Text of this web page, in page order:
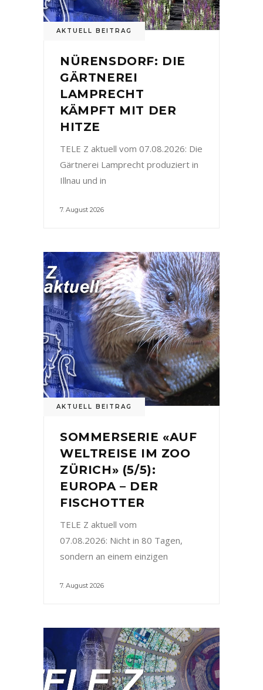
AKTUELL BEITRAG
NÜRENSDORF: DIE
GÄRTNEREI
LAMPRECHT
KÄMPFT MIT DER
HITZE
TELE Z aktuell vom 07.08.2026: Die
Gärtnerei Lamprecht produziert in
Illnau und in
7. August 2026
AKTUELL BEITRAG
SOMMERSERIE «AUF
WELTREISE IM ZOO
ZÜRICH» (5/5):
EUROPA – DER
FISCHOTTER
TELE Z aktuell vom
07.08.2026: Nicht in 80 Tagen,
sondern an einem einzigen
7. August 2026